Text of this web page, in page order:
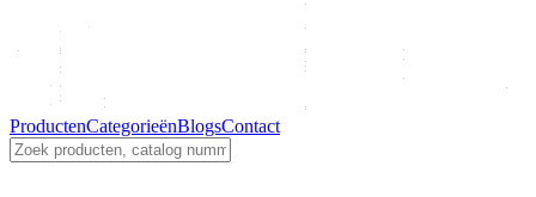
ProductenCategorieënBlogsContact